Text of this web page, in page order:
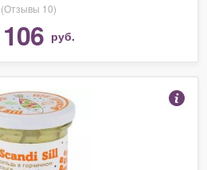
(Отзывы 10)
106 руб.